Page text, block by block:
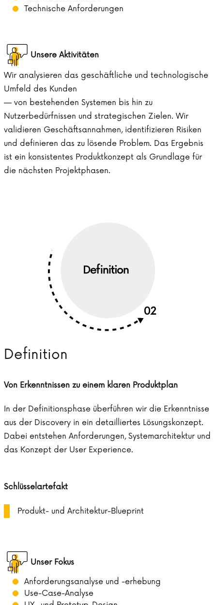
Technische Anforderungen
Unsere Aktivitäten
Wir analysieren das geschäftliche und technologische
Umfeld des Kunden
— von bestehenden Systemen bis hin zu
Nutzerbedürfnissen und strategischen Zielen. Wir
validieren Geschäftsannahmen, identifizieren Risiken
und definieren das zu lösende Problem. Das Ergebnis
ist ein konsistentes Produktkonzept als Grundlage für
die nächsten Projektphasen.
Definition
Von Erkenntnissen zu einem klaren Produktplan
In der Definitionsphase überführen wir die Erkenntnisse
aus der Discovery in ein detailliertes Lösungskonzept.
Dabei entstehen Anforderungen, Systemarchitektur und
das Konzept der User Experience.
Schlüsselartefakt
Produkt- und Architektur-Blueprint
Unser Fokus
Anforderungsanalyse und -erhebung
Use-Case-Analyse